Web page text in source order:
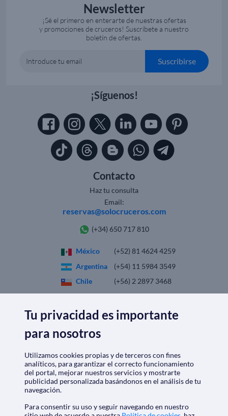
Newsletter
¡Sé el primero en enterarte de nuestras ofertas
y promociones de cruceros! Suscríbete a nuestro
boletín de ofertas.
Introduce tu email Suscribirse
¡Síguenos!
Contacto
Haz tu consulta
Email:
reservas@solocruceros.com
(+34) 650 717 810
México
(+52) 81 4624 4259
Argentina
(+54) 11 5984 3549
Chile
(+56) 2 2897 3468
Colombia
(+57) 601 5088670
España
(+34) 911 98 56 95
SOLOCRUCEROS.MX
Quiénes somos|Aviso Legal|Política de privacidad
Política de cookies
Opiniones| Check-in
Tu privacidad es importante
para nosotros
Utilizamos cookies propias y de terceros con fines
analíticos, para garantizar el correcto funcionamiento
del portal, mejorar nuestros servicios y mostrarte
publicidad personalizada basándonos en el análisis de tu
navegación.
Para consentir su uso y seguir navegando en nuestro